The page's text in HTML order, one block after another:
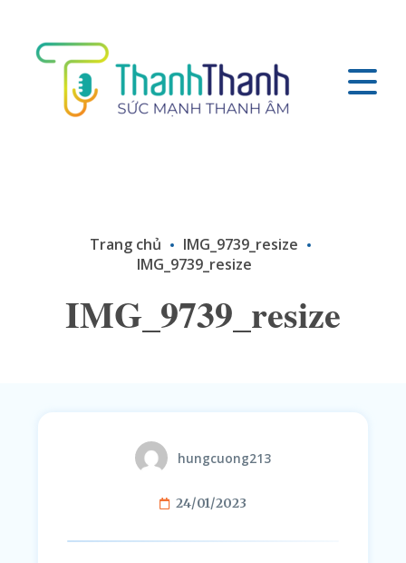
Trang chủ
IMG_9739_resize
IMG_9739_resize
IMG_9739_resize
hungcuong213
24/01/2023